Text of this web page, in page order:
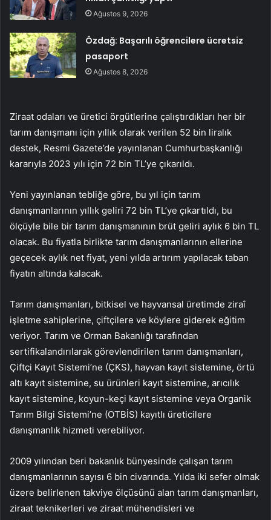
Ağustos 9, 2026
Özdağ: Başarılı öğrencilere ücretsiz
pasaport
Ağustos 8, 2026
Ziraat odaları ve üretici örgütlerine çalıştırdıkları her bir
tarım danışmanı için yıllık olarak verilen 52 bin liralık
destek, Resmi Gazete’de yayınlanan Cumhurbaşkanlığı
kararıyla 2023 yılı için 72 bin TL’ye çıkarıldı.
Yeni yayınlanan tebliğe göre, bu yıl için tarım
danışmanlarının yıllık geliri 72 bin TL’ye çıkartıldı, bu
ölçüyle bile bir tarım danışmanının brüt geliri aylık 6 bin TL
olacak. Bu fiyatla birlikte tarım danışmanlarının ellerine
geçecek aylık net fiyat, yeni yılda artırım yapılacak taban
fiyatın altında kalacak.
Tarım danışmanları, bitkisel ve hayvansal üretimde ziraî
işletme sahiplerine, çiftçilere ve köylere giderek eğitim
veriyor. Tarım ve Orman Bakanlığı tarafından
sertifikalandırılarak görevlendirilen tarım danışmanları,
Çiftçi Kayıt Sistemi’ne (ÇKS), hayvan kayıt sistemine, örtü
altı kayıt sistemine, su ürünleri kayıt sistemine, arıcılık
kayıt sistemine, koyun-keçi kayıt sistemine veya Organik
Tarım Bilgi Sistemi’ne (OTBİS) kayıtlı üreticilere
danışmanlık hizmeti verebiliyor.
2009 yılından beri bakanlık bünyesinde çalışan tarım
danışmanlarının sayısı 6 bin civarında. Yılda iki sefer olmak
üzere belirlenen takviye ölçüsünü alan tarım danışmanları,
ziraat teknikerleri ve ziraat mühendisleri ve